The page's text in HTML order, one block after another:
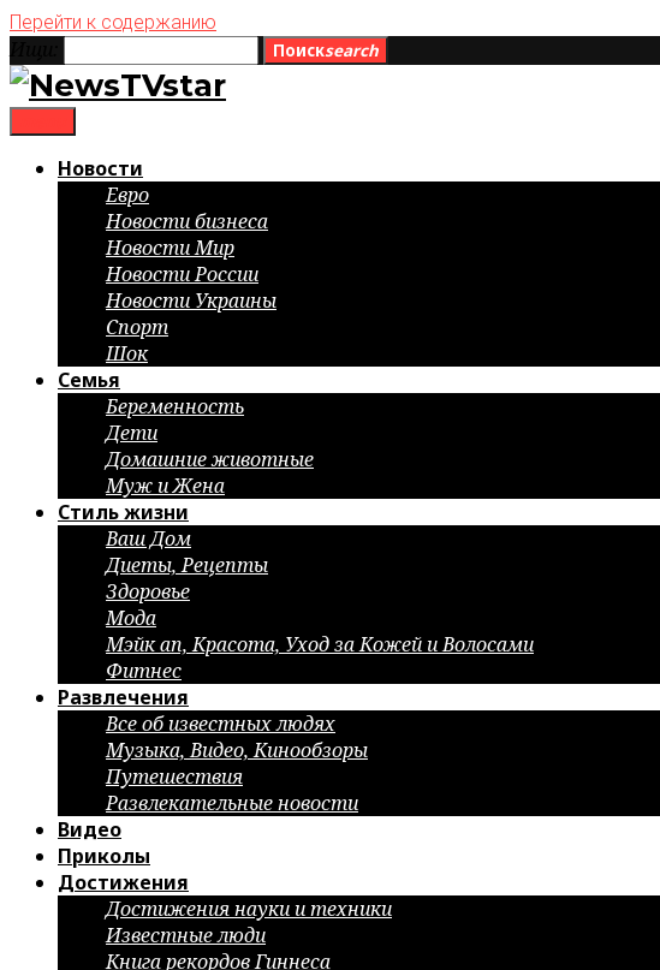
Перейти к содержанию
Поискsearch
Новости
Евро
Новости бизнеса
Новости Мир
Новости России
Новости Украины
Спорт
Шок
Семья
Беременность
Дети
Домашние животные
Муж и Жена
Стиль жизни
Ваш Дом
Диеты, Рецепты
Здоровье
Мода
Мэйк ап, Красота, Уход за Кожей и Волосами
Фитнес
Развлечения
Все об известных людях
Музыка, Видео, Кинообзоры
Путешествия
Развлекательные новости
Видео
Приколы
Достижения
Достижения науки и техники
Известные люди
Книга рекордов Гиннеса